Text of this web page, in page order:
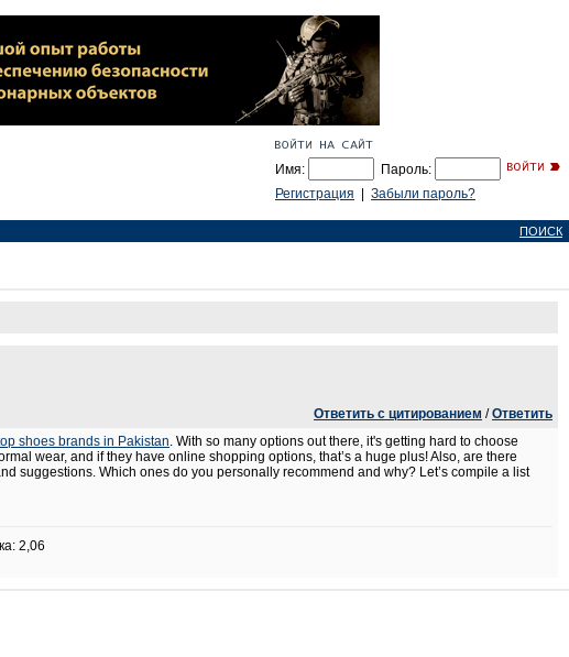
Имя:
Пароль:
Регистрация
Забыли пароль?
ПОИСК
Ответить с цитированием /Ответить
shoes brands in Pakistan. With so many options out there, it's getting hard to choose
wear, and if they have online shopping options, that’s a huge plus! Also, are there
suggestions. Which ones do you personally recommend and why? Let’s compile a list
2,06